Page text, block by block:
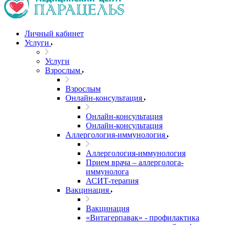
Личный кабинет
Услуги
Услуги
Взрослым
Взрослым
Онлайн-консультация
Онлайн-консультация
Онлайн-консультация
Аллергология-иммунология
Аллергология-иммунология
Прием врача – аллерголога-
иммунолога
АСИТ-терапия
Вакцинация
Вакцинация
«Витагерпавак» - профилактика